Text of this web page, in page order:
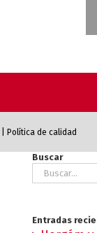
Política de calidad
Buscar
Buscar:
Entradas